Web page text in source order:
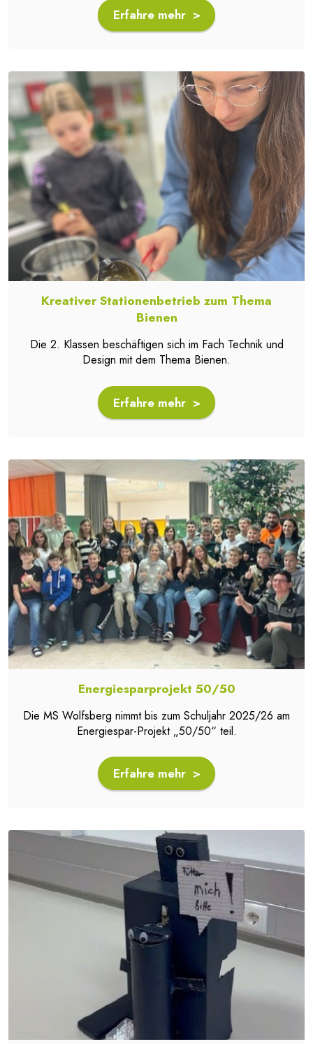
Erfahre mehr >
Kreativer Stationenbetrieb zum Thema
Bienen
Die 2. Klassen beschäftigen sich im Fach Technik und
Design mit dem Thema Bienen.
Erfahre mehr >
Energiesparprojekt 50/50
Die MS Wolfsberg nimmt bis zum Schuljahr 2025/26 am
Energiespar-Projekt „50/50“ teil.
Erfahre mehr >